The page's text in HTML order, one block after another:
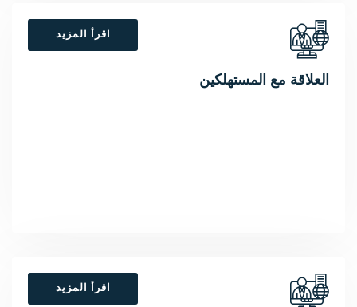
اقرأ المزيد
العلاقة مع المستهلكين
اقرأ المزيد